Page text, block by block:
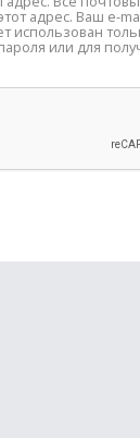
адрес. Ваш e-
использован
или для